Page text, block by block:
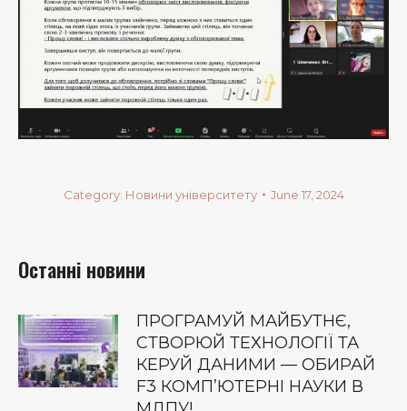
Category: Новини університету June 17, 2024
Останні новини
ПРОГРАМУЙ МАЙБУТНЄ,
СТВОРЮЙ ТЕХНОЛОГІЇ ТА
КЕРУЙ ДАНИМИ — ОБИРАЙ
F3 КОМП’ЮТЕРНІ НАУКИ В